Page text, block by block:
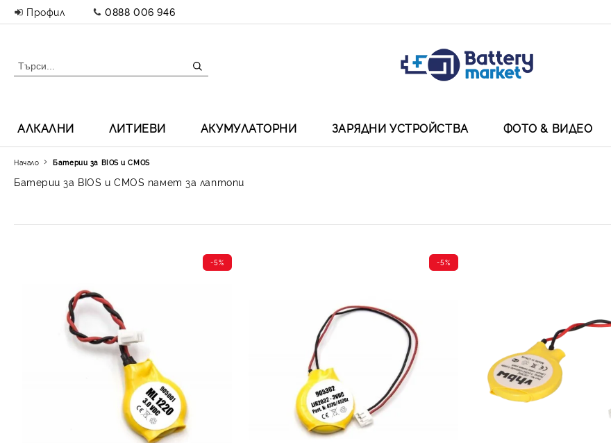
Профил 0888 006 946
АЛКАЛНИ ЛИТИЕВИ АКУМУЛАТОРНИ ЗАРЯДНИ УСТРОЙСТВА ФОТО & ВИДЕО
Начало Батерии за BIOS и CMOS
Батерии за BIOS и CMOS памет за лаптопи
-5% -5%